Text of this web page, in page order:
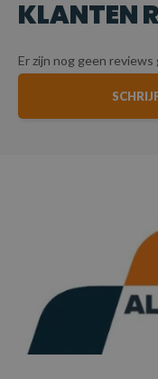
KLANTEN
Er zijn nog geen